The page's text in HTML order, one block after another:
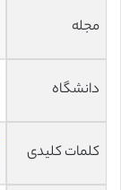
مجله
دانشگاه
کلمات کلیدی